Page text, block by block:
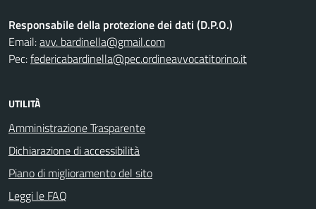
Responsabile della protezione dei dati (D.P.O.)
Email:avv. bardinella@gmail.com
Pec:federicabardinella@pec.ordineavvocatitorino.it
UTILITÀ
Amministrazione Trasparente
Dichiarazione di accessibilità
Piano di miglioramento del sito
Leggi le FAQ